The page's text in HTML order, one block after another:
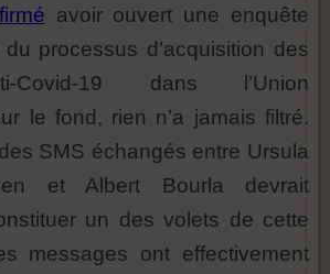
avoir ouvert une enquête
du processus d’acquisition des
Covid-19 dans l’Union
le fond, rien n’a jamais filtré.
SMS échangés entre Ursula
et Albert Bourla devrait
un des volets de cette
messages ont effectivement